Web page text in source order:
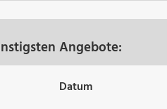
Angebote:
Datum